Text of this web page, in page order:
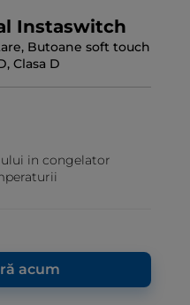
Instaswitch
Butoane soft touch
Clasa D
in congelator
acum